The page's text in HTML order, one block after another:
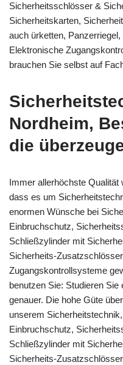
Sicherheitsschlösser &
Sicherheitskarten,
auch ürketten,
Elektronische
brauchen Sie selbst auf
Nordheim,
die
Immer allerhöchste Qualität
dass es um
enormen Wünsche bei
Einbruchschutz,
Schließzylinder mit
Sicherheits-
Zugangskontrollsysteme
benutzen Sie: Studieren
genauer. Die hohe Güte
unserem
Einbruchschutz,
Schließzylinder mit
Sicherheits-